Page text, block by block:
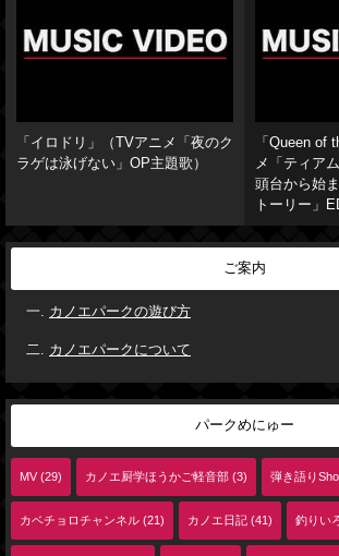
「イロドリ」（TVアニメ「夜のク
ラゲは泳げない」OP主題歌）
「Queen of
メ「ティア
頭台から始
トーリー」
ご案内
カノエパークの遊び方
カノエパークについて
パークめにゅー
MV (29) カノエ厨学ほうかご軽音部 (3) 弾き語り
カベチョロチャンネル (21) カノエ日記 (41) 釣りい